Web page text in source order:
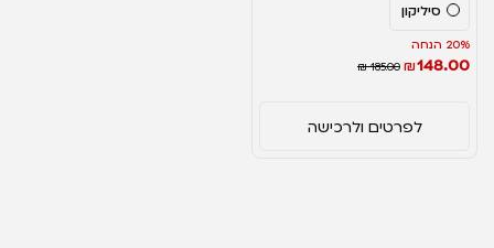
סיליקון
20% הנחה
₪148.00
₪ 185.00
לפרטים ולרכישה